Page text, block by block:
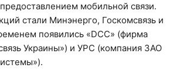
мобильной связи.
стали Минэнерго, Госкомсвязь и
появились «DCC» (фирма
Украины») и УРС (компания ЗАО